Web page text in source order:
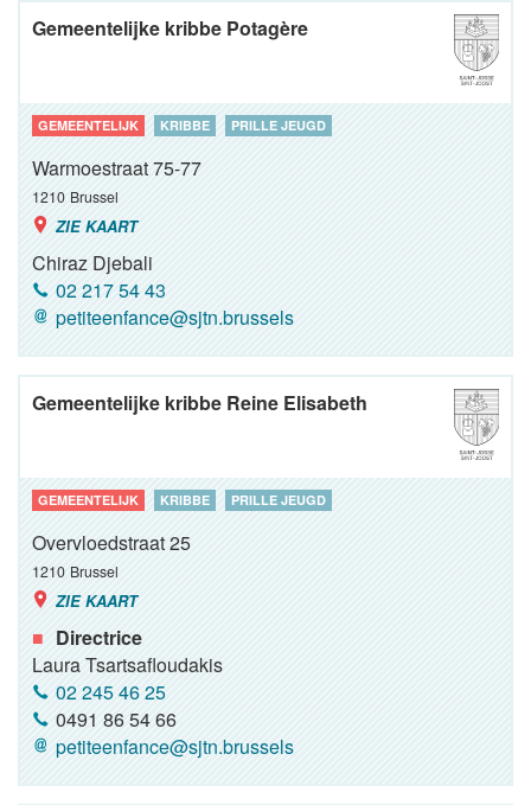
Gemeentelijke kribbe Potagère
GEMEENTELIJK KRIBBE PRILLE JEUGD
Warmoestraat 75-77
1210 Brussel
ZIE KAART
Chiraz Djebali
02 217 54 43
petiteenfance@sjtn.brussels
Gemeentelijke kribbe Reine Elisabeth
GEMEENTELIJK KRIBBE PRILLE JEUGD
Overvloedstraat 25
1210 Brussel
ZIE KAART
Directrice
Laura Tsartsafloudakis
02 245 46 25
0491 86 54 66
petiteenfance@sjtn.brussels